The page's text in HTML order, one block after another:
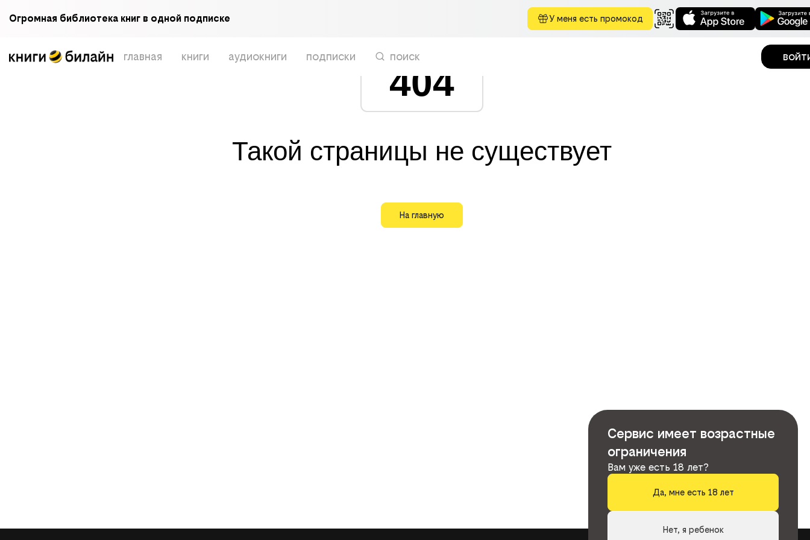
Огромная библиотека книг в одной подписке У меня есть промокод
главная книги аудиокниги подписки поиск
404
Такой страницы не существует
На главную
Сервис имеет возрастные
ограничения
Вам уже есть 18 лет?
Да, мне есть 18 лет
Нет, я ребенок